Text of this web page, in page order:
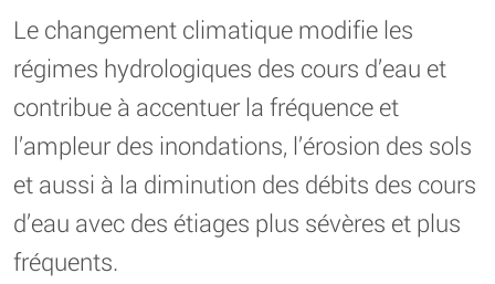
Le changement climatique modifie les
régimes hydrologiques des cours d’eau et
contribue à accentuer la fréquence et
l’ampleur des inondations, l’érosion des sols
et aussi à la diminution des débits des cours
d’eau avec des étiages plus sévères et plus
fréquents.